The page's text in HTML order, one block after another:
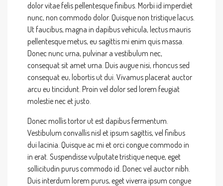
dolor vitae felis pellentesque finibus. Morbi id imperdiet
nunc, non commodo dolor. Quisque non tristique lacus.
Ut faucibus, magna in dapibus vehicula, lectus mauris
pellentesque metus, eu sagittis mi enim quis massa.
Donec nunc urna, pulvinar a vestibulum nec,
consequat sit amet urna. Duis augue nisi, rhoncus sed
consequat eu, lobortis ut dui. Vivamus placerat auctor
arcu eu tincidunt. Proin vel dolor sed lorem feugiat
molestie nec et justo.
Donec mollis tortor ut est dapibus fermentum.
Vestibulum convallis nisl et ipsum sagittis, vel finibus
dui lacinia. Quisque ac mi et orci congue commodo in
in erat. Suspendisse vulputate tristique neque, eget
sollicitudin purus commodo id. Donec vel auctor nibh.
Duis interdum lorem purus, eget viverra ipsum congue